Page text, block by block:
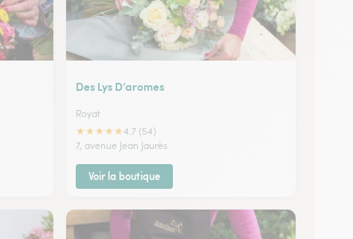
Des Lys D’aromes
Royat
★★★★★4.7 (54)
7, avenue Jean Jaurès
Voir la boutique